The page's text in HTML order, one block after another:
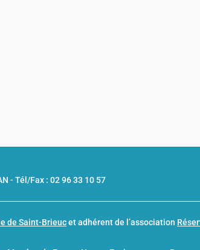
-Tél/Fax : 02 96 33 10 57
de Saint-Brieucet adhérent de l’association